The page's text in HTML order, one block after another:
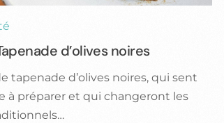
d’olives noires
tapenade d’olives noires, qui sent
à préparer et qui changeront les